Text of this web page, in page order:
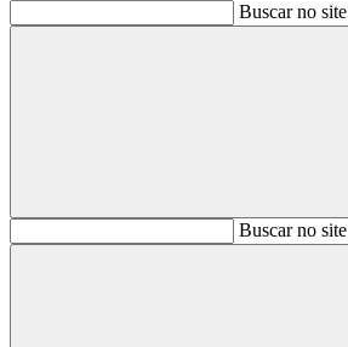
Buscar no site
BuscarBuscar no site